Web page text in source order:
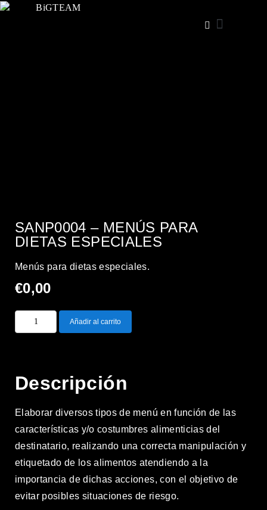
SANP0004 – MENÚS PARA
DIETAS ESPECIALES
Menús para dietas especiales.
€0,00
Añadir al carrito
Descripción
Elaborar diversos tipos de menú en función de las
características y/o costumbres alimenticias del
destinatario, realizando una correcta manipulación y
etiquetado de los alimentos atendiendo a la
importancia de dichas acciones, con el objetivo de
evitar posibles situaciones de riesgo.